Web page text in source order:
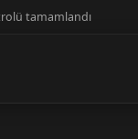
tamamlandı